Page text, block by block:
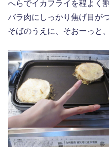
へらでイカフライを程よく
バラ肉にしっかり焦げ目が
そばのうえに、そおーっと